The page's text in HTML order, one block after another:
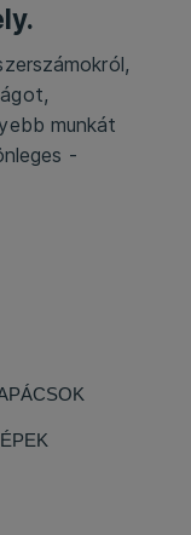
munkát
-